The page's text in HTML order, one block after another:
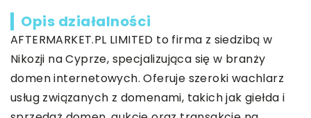
Opis działalności
AFTERMARKET.PL LIMITED to firma z siedzibą w
Nikozji na Cyprze, specjalizująca się w branży
domen internetowych. Oferuje szeroki wachlarz
usług związanych z domenami, takich jak giełda i